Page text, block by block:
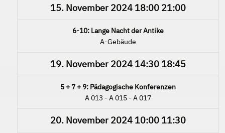
15. November 2024 18:00 21:00
6-10: Lange Nacht der Antike
A-Gebäude
19. November 2024 14:30 18:45
5 + 7 + 9: Pädagogische Konferenzen
A 013 - A 015 - A 017
20. November 2024 10:00 11:30